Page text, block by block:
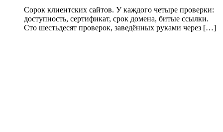
Сорок клиентских сайтов. У каждого четыре проверки:
доступность, сертификат, срок домена, битые ссылки.
Сто шестьдесят проверок, заведённых руками через […]